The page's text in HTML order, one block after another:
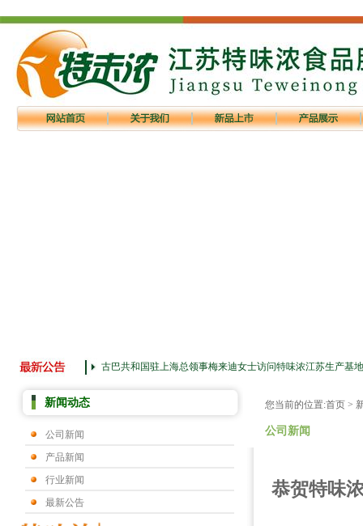
古巴共和国驻上海总领事梅来迪女士访问特味浓江苏生产基地
新闻动态
公司新闻
产品新闻
行业新闻
最新公告
您当前的位置:首页 >
公司新闻
恭贺特味